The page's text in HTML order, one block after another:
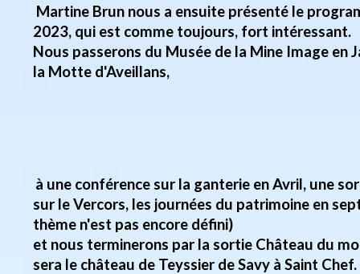
Martine Brun nous a ensuite présenté le
2023, qui est comme toujours, fort intéressant.
Nous passerons du Musée de la Mine Image en
la Motte d'Aveillans,
à une conférence sur la ganterie en Avril, une
sur le Vercors, les journées du patrimoine en
thème n'est pas encore défini)
et nous terminerons par la sortie Château du
sera le château de Teyssier de Savy à Saint Chef.